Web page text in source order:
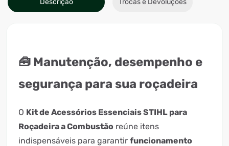
Descrição Trocas e Devoluções
🧰 Manutenção, desempenho e
segurança para sua roçadeira
O Kit de Acessórios Essenciais STIHL para
Roçadeira a Combustão reúne itens
indispensáveis para garantir funcionamento